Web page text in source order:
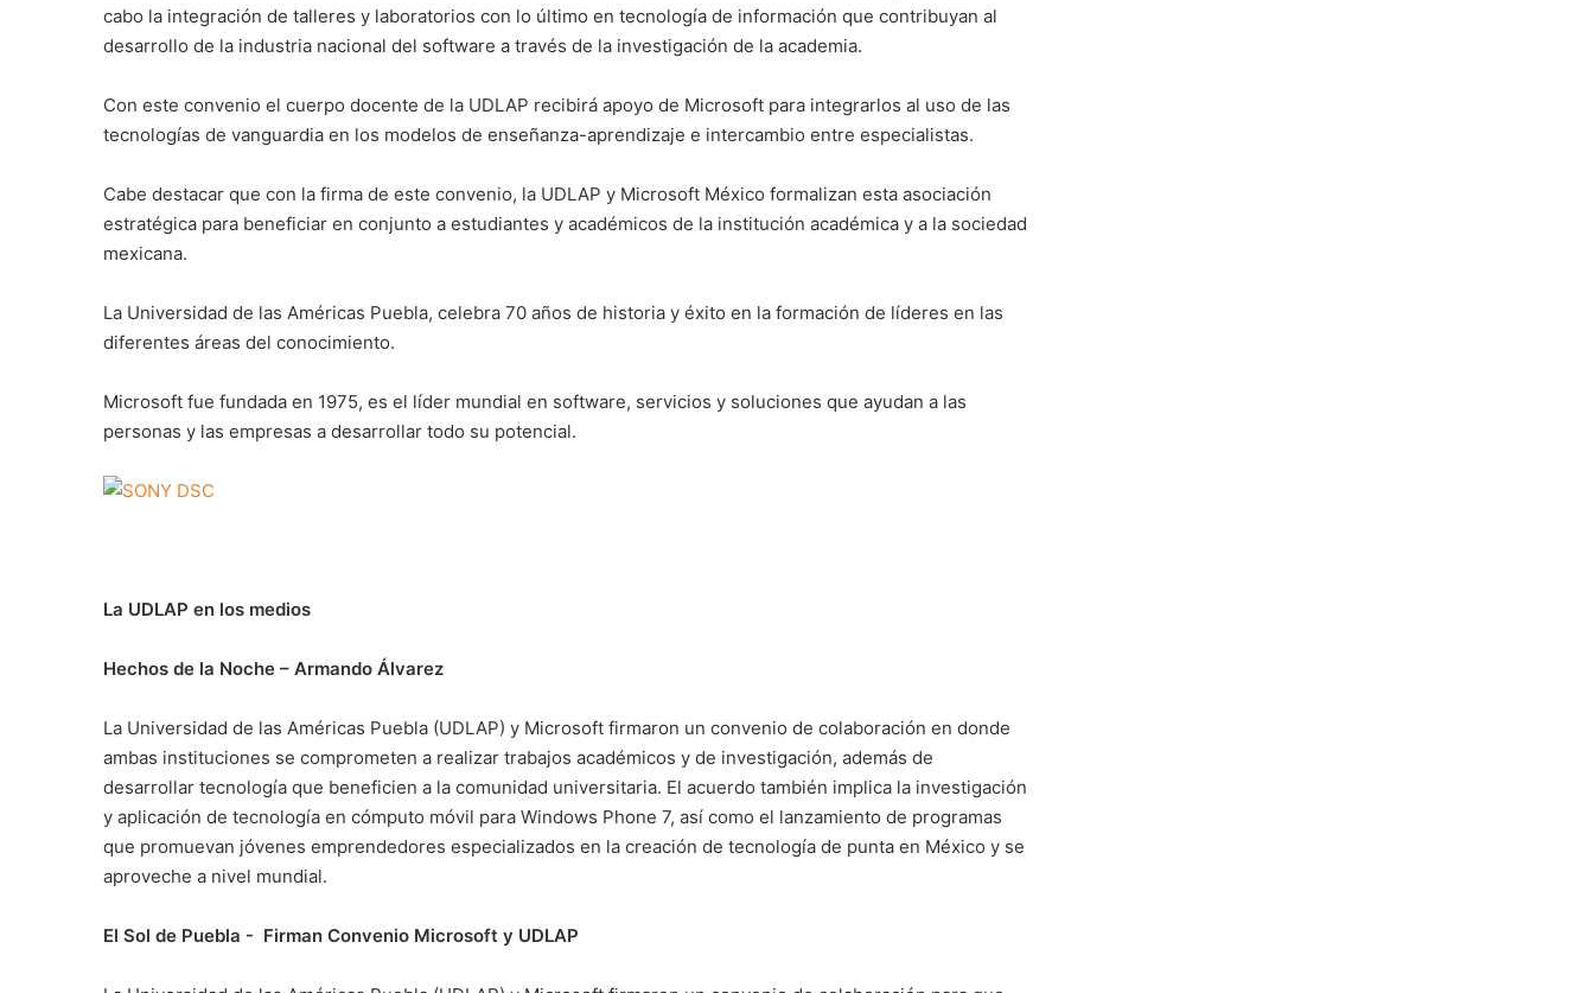
cabo la integración de talleres y laboratorios con lo último en tecnología de información que contribuyan al
desarrollo de la industria nacional del software a través de la investigación de la academia.
Con este convenio el cuerpo docente de la UDLAP recibirá apoyo de Microsoft para integrarlos al uso de las
tecnologías de vanguardia en los modelos de enseñanza-aprendizaje e intercambio entre especialistas.
Cabe destacar que con la firma de este convenio, la UDLAP y Microsoft México formalizan esta asociación
estratégica para beneficiar en conjunto a estudiantes y académicos de la institución académica y a la sociedad
mexicana.
La Universidad de las Américas Puebla, celebra 70 años de historia y éxito en la formación de líderes en las
diferentes áreas del conocimiento.
Microsoft fue fundada en 1975, es el líder mundial en software, servicios y soluciones que ayudan a las
personas y las empresas a desarrollar todo su potencial.
La UDLAP en los medios
Hechos de la Noche – Armando Álvarez
La Universidad de las Américas Puebla (UDLAP) y Microsoft firmaron un convenio de colaboración en donde
ambas instituciones se comprometen a realizar trabajos académicos y de investigación, además de
desarrollar tecnología que beneficien a la comunidad universitaria. El acuerdo también implica la investigación
y aplicación de tecnología en cómputo móvil para Windows Phone 7, así como el lanzamiento de programas
que promuevan jóvenes emprendedores especializados en la creación de tecnología de punta en México y se
aproveche a nivel mundial.
El Sol de Puebla - Firman Convenio Microsoft y UDLAP